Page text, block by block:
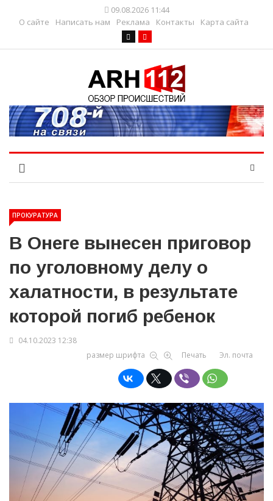
09.08.2026 11:44
О сайте
Написать нам Реклама Контакты Карта сайта
ПРОКУРАТУРА
В Онеге вынесен приговор
по уголовному делу о
халатности, в результате
которой погиб ребенок
04.10.2023 12:38
размер шрифта
Печать Эл. почта